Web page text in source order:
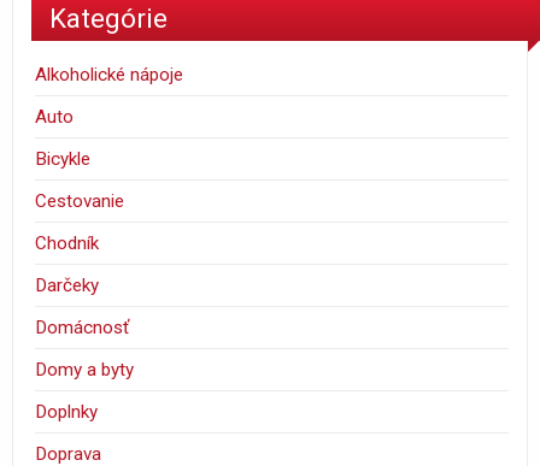
Kategórie
Alkoholické nápoje
Auto
Bicykle
Cestovanie
Chodník
Darčeky
Domácnosť
Domy a byty
Doplnky
Doprava